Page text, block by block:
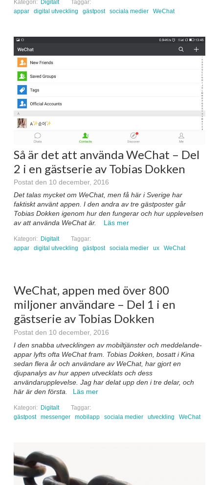
Kategori: Digitalt
Taggar:
appar
digital utveckling gästpost sociala medier WeChat
Så är det att använda WeChat – Del
2 i en gästserie av Tobias Dokken
Postat den 10 december, 2016
Det talas mycket om WeChat, men få här i Sverige har
faktiskt använt appen. I den andra av tre gästposter går
Tobias Dokken igenom hur den fungerar och hur upplevelsen
av att använda WeChat är.
Läs mer
Kategori: Digitalt
Taggar:
appar
digital utveckling gästpost sociala medier ux WeChat
WeChat, appen med över 800
miljoner användare – Del 1 i en
gästserie av Tobias Dokken
Postat den 10 december, 2016
I den snabba utvecklingen av mobiltjänster och meddelande-
appar lyfts ofta WeChat fram. Tobias Dokken, bosatt i Kina
sedan flera år och användare av WeChat, har gjort en
djupanalys av hur appen utvecklats och dess
användarupplevelse. Jag har delat upp den i tre delar, och
här är den första.
Läs mer
Kategori: Digitalt
Taggar:
gästpost
messenger mobilapp sociala medier utveckling WeChat